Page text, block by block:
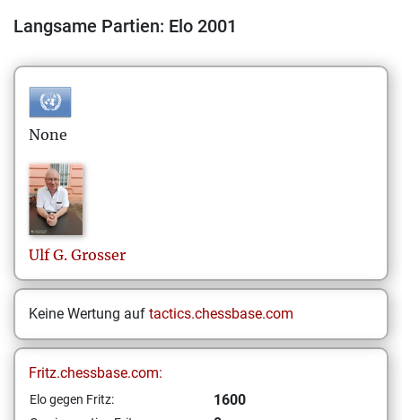
Langsame Partien: Elo 2001
None
Ulf G. Grosser
Keine Wertung auf tactics.chessbase.com
Fritz.chessbase.com:
Elo gegen Fritz: 1600